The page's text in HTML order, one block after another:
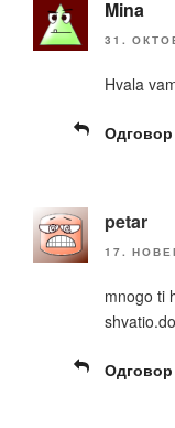
Mina
31.
Hvala
Одговор
petar
17.
mnogo ti
Одговор